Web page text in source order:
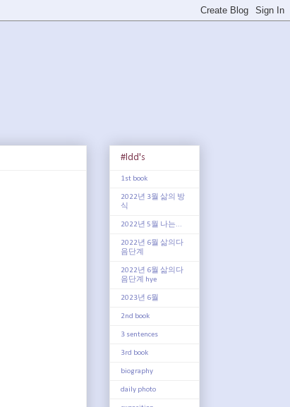
#ldd's
1st book
2022년 3월 삶의 방
식
2022년 5월 나는...
2022년 6월 삶의다
음단계
2022년 6월 삶의다
음단계 hye
2023년 6월
2nd book
3 sentences
3rd book
biography
daily photo